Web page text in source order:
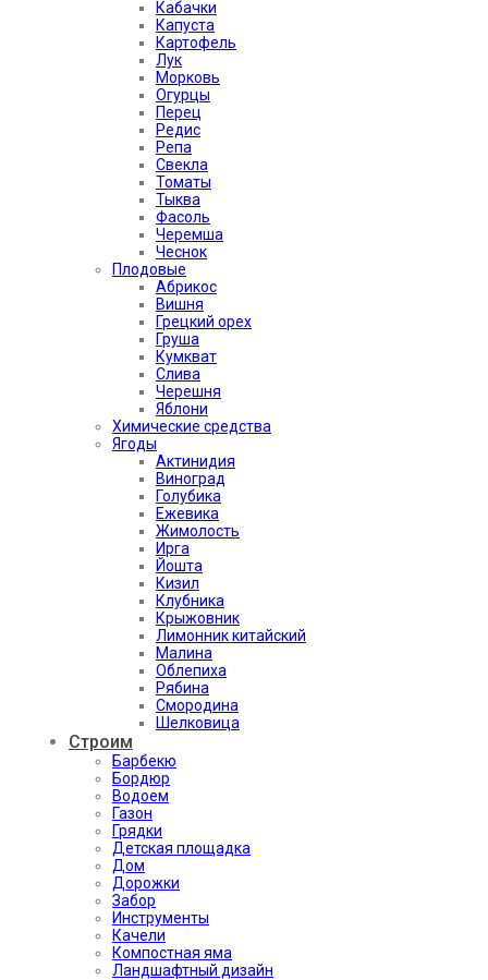
Кабачки
Капуста
Картофель
Лук
Морковь
Огурцы
Перец
Редис
Репа
Свекла
Томаты
Тыква
Фасоль
Черемша
Чеснок
Плодовые
Абрикос
Вишня
Грецкий орех
Груша
Кумкват
Слива
Черешня
Яблони
Химические средства
Ягоды
Актинидия
Виноград
Голубика
Ежевика
Жимолость
Ирга
Йошта
Кизил
Клубника
Крыжовник
Лимонник китайский
Малина
Облепиха
Рябина
Смородина
Шелковица
Строим
Барбекю
Бордюр
Водоем
Газон
Грядки
Детская площадка
Дом
Дорожки
Забор
Инструменты
Качели
Компостная яма
Ландшафтный дизайн